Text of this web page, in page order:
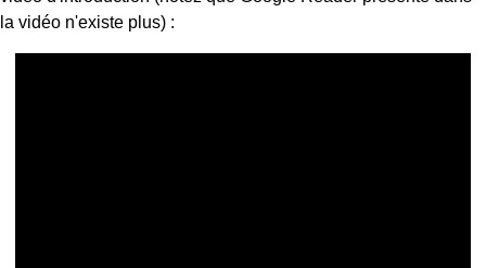
la vidéo n'existe plus) :